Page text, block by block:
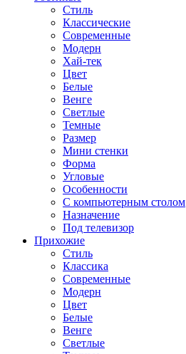
Стиль
Классические
Современные
Модерн
Хай-тек
Цвет
Белые
Венге
Светлые
Темные
Размер
Мини стенки
Форма
Угловые
Особенности
С компьютерным столом
Назначение
Под телевизор
Прихожие
Стиль
Классика
Современные
Модерн
Цвет
Белые
Венге
Светлые